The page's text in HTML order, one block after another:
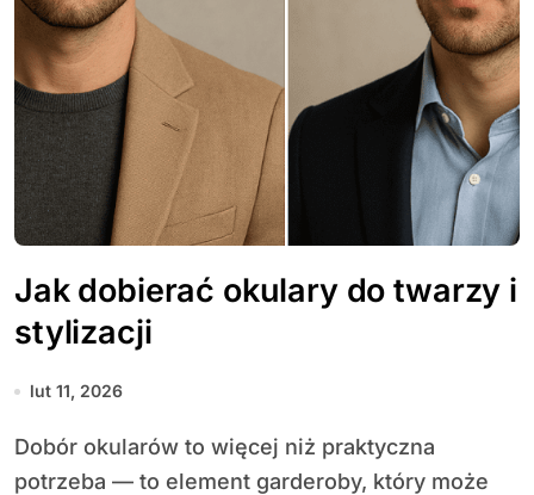
Jak dobierać okulary do twarzy i
stylizacji
lut 11, 2026
Dobór okularów to więcej niż praktyczna
potrzeba — to element garderoby, który może